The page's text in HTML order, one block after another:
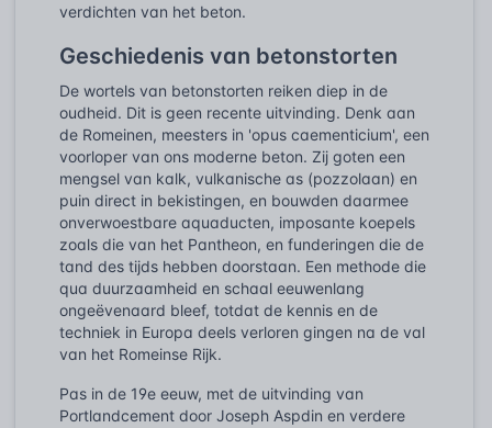
verdichten van het beton.
Geschiedenis van betonstorten
De wortels van betonstorten reiken diep in de
oudheid. Dit is geen recente uitvinding. Denk aan
de Romeinen, meesters in 'opus caementicium', een
voorloper van ons moderne beton. Zij goten een
mengsel van kalk, vulkanische as (pozzolaan) en
puin direct in bekistingen, en bouwden daarmee
onverwoestbare aquaducten, imposante koepels
zoals die van het Pantheon, en funderingen die de
tand des tijds hebben doorstaan. Een methode die
qua duurzaamheid en schaal eeuwenlang
ongeëvenaard bleef, totdat de kennis en de
techniek in Europa deels verloren gingen na de val
van het Romeinse Rijk.
Pas in de 19e eeuw, met de uitvinding van
Portlandcement door Joseph Aspdin en verdere